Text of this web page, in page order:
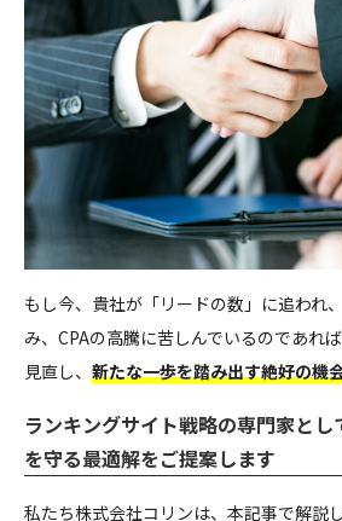
もし今、貴社が「リードの数」に追われ
み、CPAの高騰に苦しんでいるのであれ
見直し、 新たな一歩を踏み出す絶好の機
ランキングサイト戦略の専門家とし
を守る最適解をご提案します
私たち株式会社コリンは、本記事で解説